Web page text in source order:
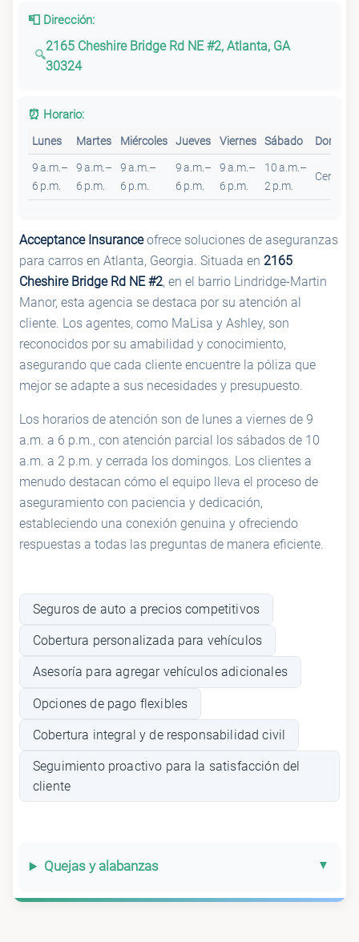
📮 Dirección:
2165 Cheshire Bridge Rd NE #2, Atlanta, GA
30324
⏰ Horario:
Lunes Martes Miércoles Jueves Viernes Sábado
9 a.m.–
6 p.m.
9 a.m.–
6 p.m.
9 a.m.–
6 p.m.
9 a.m.–
6 p.m.
9 a.m.–
6 p.m.
10 a.m.–
2 p.m.
Cerrado
Acceptance Insuranceofrece soluciones de aseguranzas
para carros en Atlanta, Georgia. Situada en 2165
Cheshire Bridge Rd NE #2, en el barrio Lindridge-Martin
Manor, esta agencia se destaca por su atención al
cliente. Los agentes, como MaLisa y Ashley, son
reconocidos por su amabilidad y conocimiento,
asegurando que cada cliente encuentre la póliza que
mejor se adapte a sus necesidades y presupuesto.
Los horarios de atención son de lunes a viernes de 9
a.m. a 6 p.m., con atención parcial los sábados de 10
a.m. a 2 p.m. y cerrada los domingos. Los clientes a
menudo destacan cómo el equipo lleva el proceso de
aseguramiento con paciencia y dedicación,
estableciendo una conexión genuina y ofreciendo
respuestas a todas las preguntas de manera eficiente.
Seguros de auto a precios competitivos
Cobertura personalizada para vehículos
Asesoría para agregar vehículos adicionales
Opciones de pago flexibles
Cobertura integral y de responsabilidad civil
Seguimiento proactivo para la satisfacción del
cliente
Quejas y alabanzas